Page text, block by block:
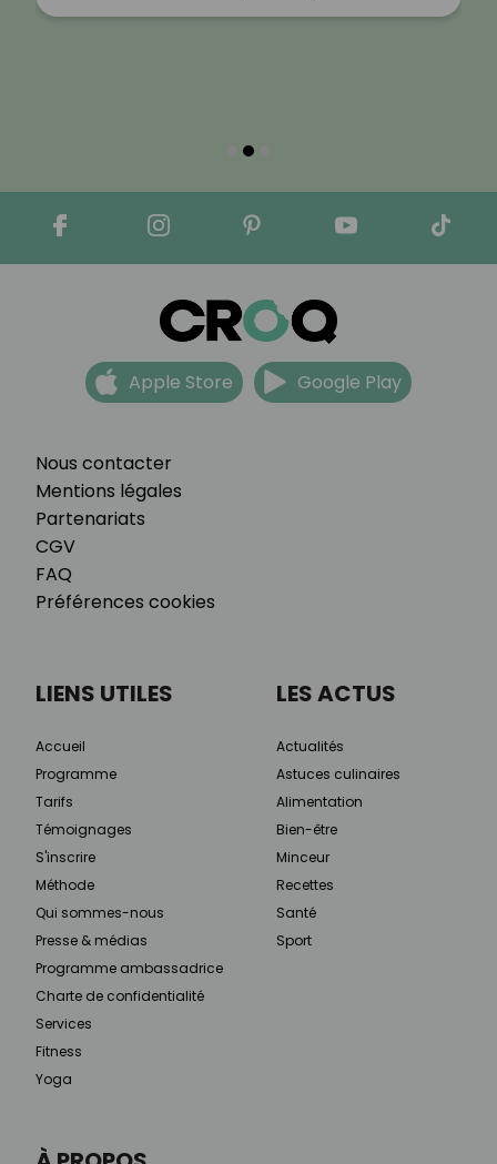
Nous contacter
Mentions légales
Partenariats
CGV
FAQ
Préférences cookies
Apple Store Google Play
LIENS UTILES
Accueil
Programme
Tarifs
Témoignages
S'inscrire
Méthode
Qui sommes-nous
Presse & médias
Programme ambassadrice
Charte de confidentialité
Services
Fitness
Yoga
LES ACTUS
Actualités
Astuces culinaires
Alimentation
Bien-être
Minceur
Recettes
Santé
Sport